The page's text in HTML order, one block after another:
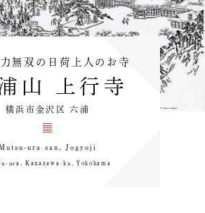
無双の日荷上人のお寺
山 上行寺
横浜市金沢区 六浦
ura san, Jogyoji
ura, Kanazawa-ku, Yokohama